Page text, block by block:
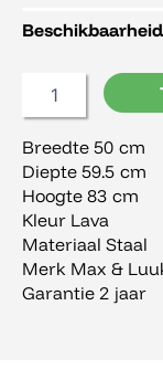
Max
Jason,
armstoel,
set
van
2,
incl.
kussen
aantal
Breedte 50 cm
Diepte 59.5 cm
Hoogte 83 cm
Kleur Lava
Materiaal Staal
Merk Max &
Garantie 2 jaar